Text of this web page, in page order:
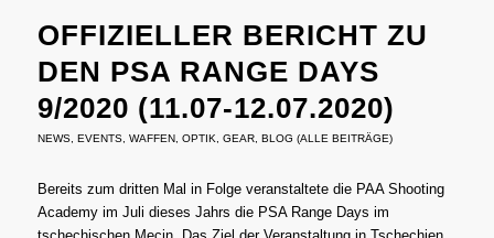
OFFIZIELLER BERICHT ZU
DEN PSA RANGE DAYS
9/2020 (11.07-12.07.2020)
NEWS, EVENTS, WAFFEN, OPTIK GEAR, BLOG (ALLE BEITRÄGE)
Bereits zum dritten Mal in Folge veranstaltete die PAA Shooting
Academy im Juli dieses Jahrs die PSA Range Days im